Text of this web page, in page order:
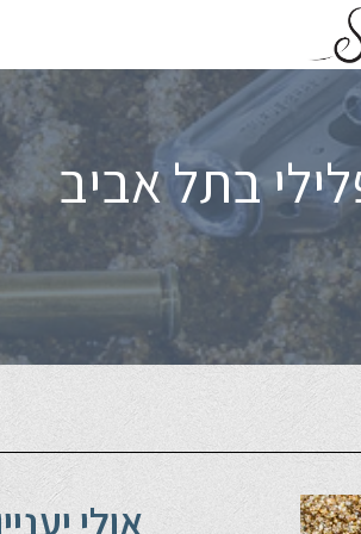
בתל אביב
אולי